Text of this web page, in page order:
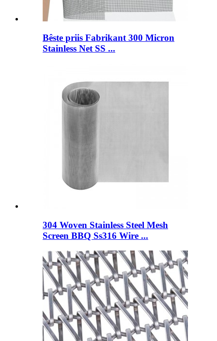
Bêste priis Fabrikant 300 Micron
Stainless Net SS ...
304 Woven Stainless Steel Mesh
Screen BBQ Ss316 Wire ...